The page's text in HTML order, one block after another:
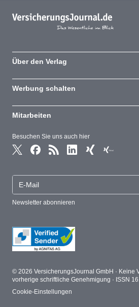
Besuchen Sie uns auch hier
Newsletter abonnieren
Über den Verlag
Werbung schalten
Mitarbeiten
© 2026 VersicherungsJournal GmbH · Keine
vorherige schriftliche Genehmigung · ISSN
Cookie-Einstellungen